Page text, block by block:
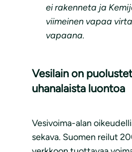
ei rakenneta ja
viimeinen vapaa
vapaana.
Vesilain on
uhanalaista luontoa
Vesivoima-alan
sekava. Suomen reilut